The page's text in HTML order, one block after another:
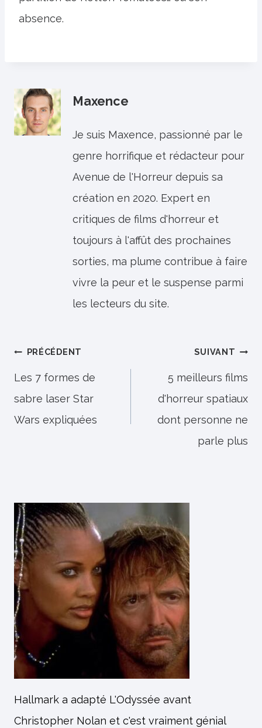
absence.
Maxence
Je suis Maxence, passionné par le
genre horrifique et rédacteur pour
Avenue de l'Horreur depuis sa
création en 2020. Expert en
critiques de films d'horreur et
toujours à l'affût des prochaines
sorties, ma plume contribue à faire
vivre la peur et le suspense parmi
les lecteurs du site.
Navigation
de
l’article
PRÉCÉDENT
Les 7 formes de
sabre laser Star
Wars expliquées
SUIVANT
5 meilleurs films
d'horreur spatiaux
dont personne ne
parle plus
Hallmark a adapté L'Odyssée avant
Christopher Nolan et c'est vraiment génial